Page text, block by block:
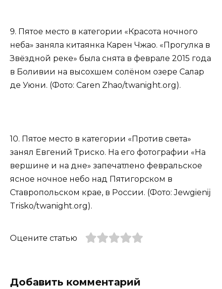
9. Пятое место в категории «Красота ночного
неба» заняла китаянка Карен Чжао. «Прогулка в
Звёздной реке» была снята в феврале 2015 года
в Боливии на высохшем солёном озере Салар
де Уюни. (Фото: Caren Zhao/twanight.org).
10. Пятое место в категории «Против света»
занял Евгений Триско. На его фотографии «На
вершине и на дне» запечатлено февральское
ясное ночное небо над Пятигорском в
Ставропольском крае, в России. (Фото: Jewgienij
Trisko/twanight.org).
Оцените статью
Добавить комментарий